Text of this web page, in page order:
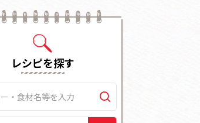
レシピを探す